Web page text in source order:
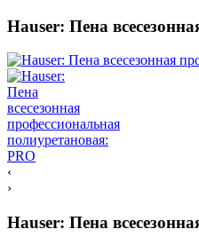
Hauser: Пена
‹
›
Hauser: Пена